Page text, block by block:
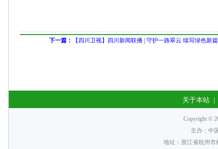
下一篇： 【四川卫视】四川新闻联播 | 守护一路翠云 续写绿色新篇
关于本站
Copyright ©
主办：中
地址：浙江省杭州